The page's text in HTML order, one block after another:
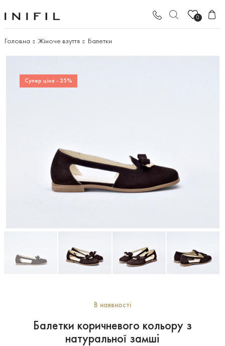
0
Головна Жіноче взуття Балетки
Супер ціна - 25%
В наявності
Балетки коричневого кольору з
натуральної замші